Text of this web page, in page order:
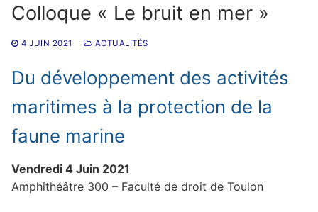
Rechercher
Le CERC
Axes de recherche
Membres du CERC
Les doctorants
Contact
Actualités
Observatoire des contentieux
L’observatoire en quelques mots
Membres de l’observatoire
Publications
HAL
Vidéos
Colloque « Le bruit en mer »
4 JUIN 2021 ACTUALITÉS
Du développement des activités
maritimes à la protection de la
faune marine
Vendredi 4 Juin 2021
Amphithéâtre 300 – Faculté de droit de Toulon